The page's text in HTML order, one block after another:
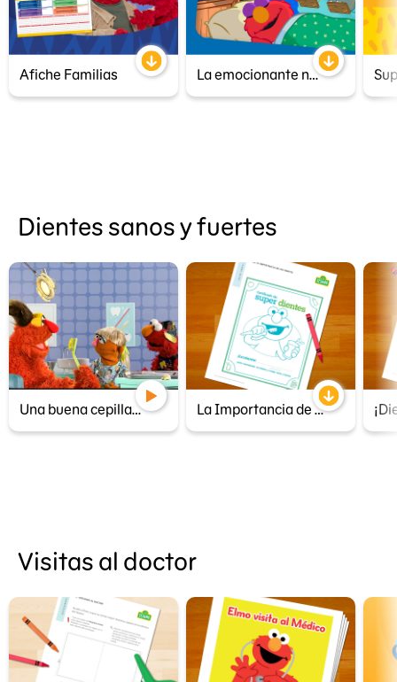
Afiche Familias La emocionante noche de sueño de Elmo
Dientes sanos y fuertes
Una buena cepillada La Importancia de los Dientes
Visitas al doctor